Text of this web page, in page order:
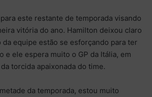
este restante de temporada visando
vitória do ano. Hamilton deixou claro
equipe estão se esforçando para ter
e ele espera muito o GP da Itália, em
torcida apaixonada do time.
da temporada, estou muito